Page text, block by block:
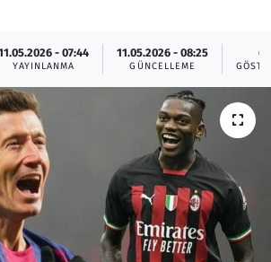
- 07:44
YAYINLANMA
11.05.2026 - 08:25
GÜNCELLEME
6